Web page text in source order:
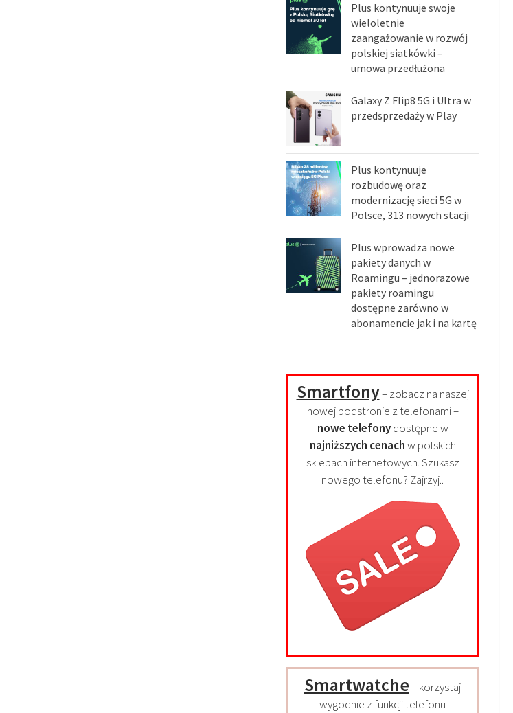
Plus kontynuuje swoje
wieloletnie
zaangażowanie w rozwój
polskiej siatkówki –
umowa przedłużona
Galaxy Z Flip8 5G i Ultra w
przedsprzedaży w Play
Plus kontynuuje
rozbudowę oraz
modernizację sieci 5G w
Polsce, 313 nowych stacji
Plus wprowadza nowe
pakiety danych w
Roamingu – jednorazowe
pakiety roamingu
dostępne zarówno w
abonamencie jak i na kartę
Smartfony– zobacz na naszej
nowej podstronie z telefonami –
nowe telefonydostępne w
najniższych cenachw polskich
sklepach internetowych. Szukasz
nowego telefonu? Zajrzyj..
Smartwatche– korzystaj
wygodnie z funkcji telefonu